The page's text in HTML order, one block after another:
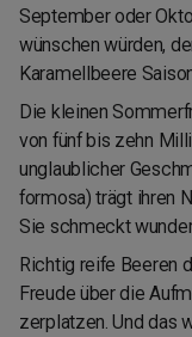
September oder
wünschen würden,
Karamellbeere
Die kleinen
von fünf bis zehn
unglaublicher
formosa) trägt ihren
Sie schmeckt
Richtig reife Beeren
Freude über die
zerplatzen. Und das